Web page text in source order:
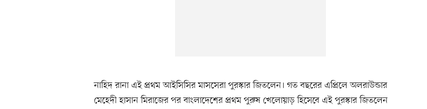
নাহিদ রানা এই প্রথম আইসিসির মাসসেরা পুরস্কার জিতলেন। গত বছরের এপ্রিলে অলরাউন্ডার
মেহেদী হাসান মিরাজের পর বাংলাদেশের প্রথম পুরুষ খেলোয়াড় হিসেবে এই পুরস্কার জিতলেন